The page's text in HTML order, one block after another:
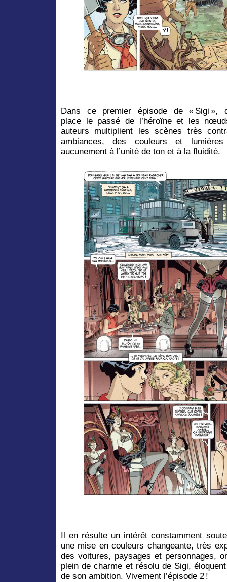
Dans ce premier épisode de « Sigi »,
place le passé de l’héroïne et les
auteurs multiplient les scènes très
ambiances, des couleurs et
aucunement à l’unité de ton et à la fluidité.
Il en résulte un intérêt constamment
une mise en couleurs changeante, très
des voitures, paysages et personnages,
plein de charme et résolu de Sigi,
de son ambition. Vivement l’épisode 2 !